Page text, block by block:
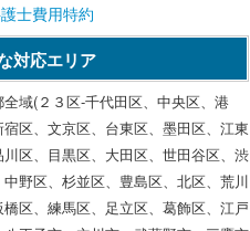
士費用特約
対応エリア
全域(２３区-千代田区、中央区、港
宿区、文京区、台東区、墨田区、江東
川区、目黒区、大田区、世田谷区、渋
中野区、杉並区、豊島区、北区、荒川
橋区、練馬区、足立区、葛飾区、江戸